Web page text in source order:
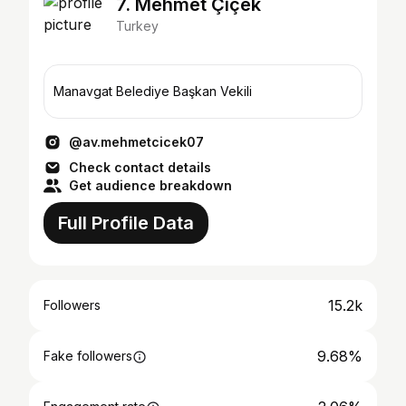
7. Mehmet Çiçek
Turkey
Manavgat Belediye Başkan Vekili
@av.mehmetcicek07
Check contact details
Get audience breakdown
Full Profile Data
Followers 15.2k
Fake followers 9.68%